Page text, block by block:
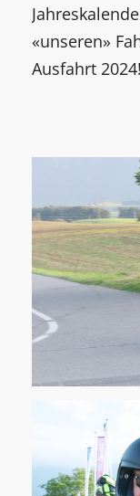
«unseren»
Ausfahrt 2024!